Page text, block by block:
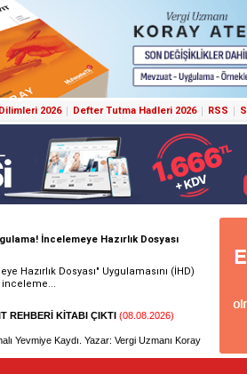
2026 Defter Tutma Hadleri 2026 RSS